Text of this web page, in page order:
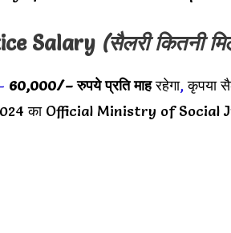
Salary (सैलरी कितनी
60,000/– रुपये प्रति माहरहेगा,कृपया
का Official Ministry of